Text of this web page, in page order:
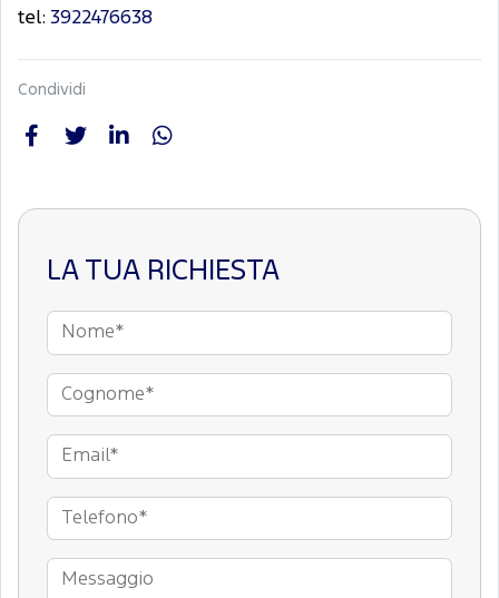
tel: 3922476638
Condividi
LA TUA RICHIESTA